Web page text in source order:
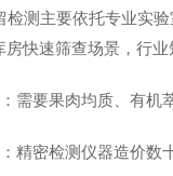
检测主要依托专业实
房快速筛查场景，行
需要果肉均质、有机
精密检测仪器造价数